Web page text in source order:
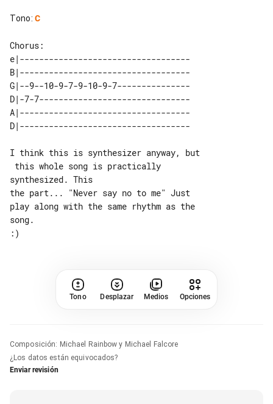
Tono: C
Chorus:
e|-----------------------------------
B|-----------------------------------
G|--9--10-9-7-9-10-9-7---------------
D|-7-7-------------------------------
A|-----------------------------------
I think this is synthesizer anyway, but
synthesized. This
the part... "Never say no to me" Just
play along with the same rhythm as the
song.
Tono Desplazar Medios Opciones
Composición: Michael Rainbow y Michael Falcore
¿Los datos están equivocados?
Enviar revisión